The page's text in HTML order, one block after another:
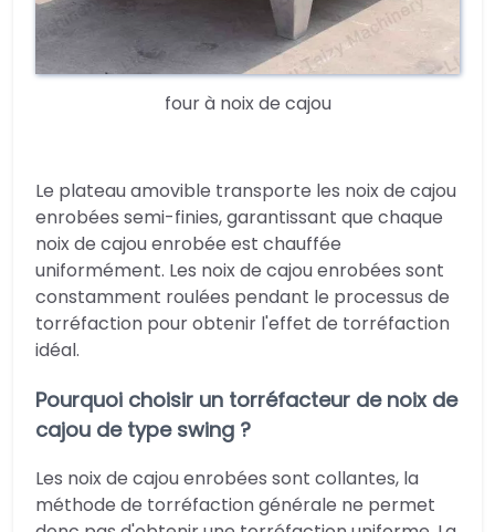
four à noix de cajou
Le plateau amovible transporte les noix de cajou
enrobées semi-finies, garantissant que chaque
noix de cajou enrobée est chauffée
uniformément. Les noix de cajou enrobées sont
constamment roulées pendant le processus de
torréfaction pour obtenir l'effet de torréfaction
idéal.
Pourquoi choisir un torréfacteur de noix de
cajou de type swing ?
Les noix de cajou enrobées sont collantes, la
méthode de torréfaction générale ne permet